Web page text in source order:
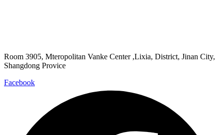
Room 3905, Mteropolitan Vanke Center ,Lixia, District, Jinan City,
Shangdong Provice
Facebook